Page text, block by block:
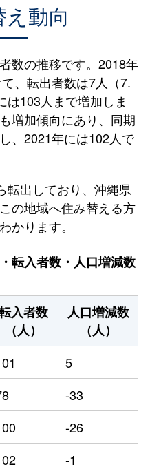
動向
数の推移です。2018年
、転出者数は7人（7.
は103人まで増加しま
増加傾向にあり、同期
、2021年には102人で
転出しており、沖縄県
の地域へ住み替える方
かります。
転入者数・人口増減数
入者数
（人）
人口増減数
（人）
5
-33
-26
-1